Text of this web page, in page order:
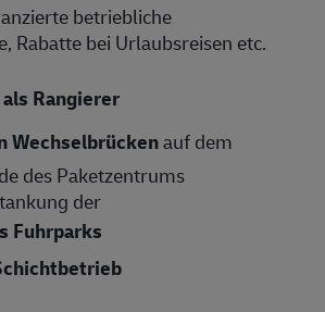
betriebliche
Rabatte bei Urlaubsreisen etc.
Rangierer
Wechselbrückenauf dem
des Paketzentrums
der
Fuhrparks